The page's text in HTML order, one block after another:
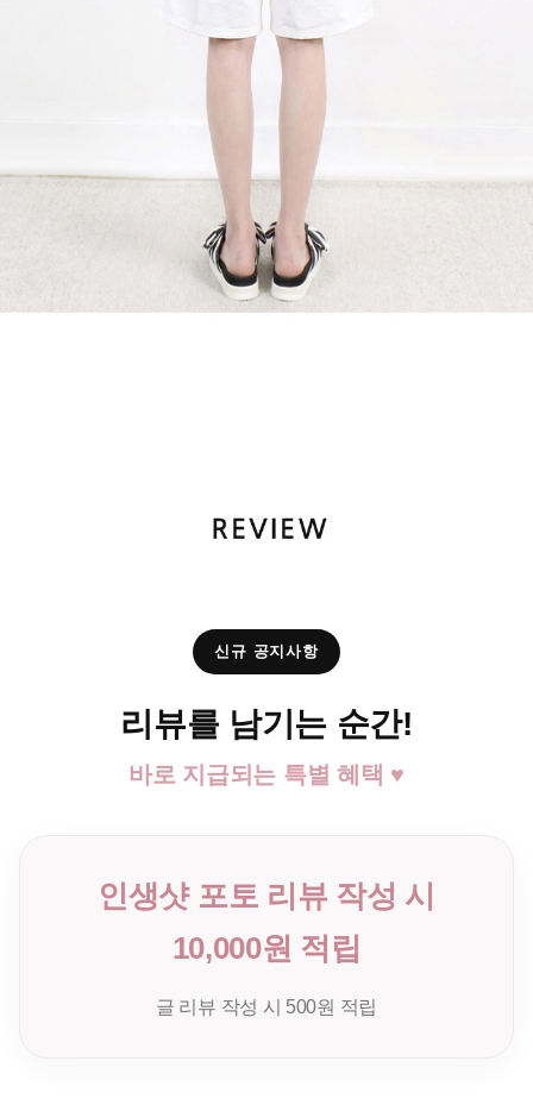
신규 공지사항
리뷰를 남기는 순간!
바로 지급되는 특별 혜택 ♥
인생샷 포토 리뷰 작성 시
10,000원 적립
글 리뷰 작성 시 500원 적립